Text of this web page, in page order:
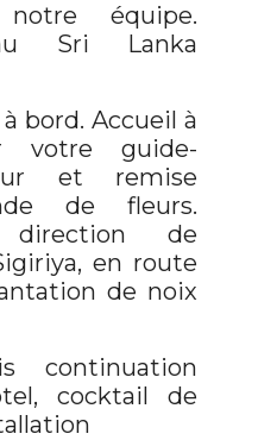
équipe.
Sri Lanka
bord. Accueil à
votre guide-
et remise
de fleurs.
de
en route
de noix
continuation
cocktail de